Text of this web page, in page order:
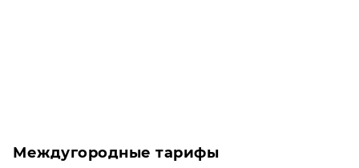
Междугородные тарифы